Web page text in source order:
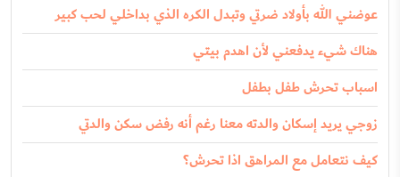
عوضني الله بأولاد ضرتي وتبدل الكره الذي بداخلي لحب كبير
هناك شيء يدفعني لأن اهدم بيتي
اسباب تحرش طفل بطفل
زوجي يريد إسكان والدته معنا رغم أنه رفض سكن والدتي
كيف نتعامل مع المراهق اذا تحرش؟